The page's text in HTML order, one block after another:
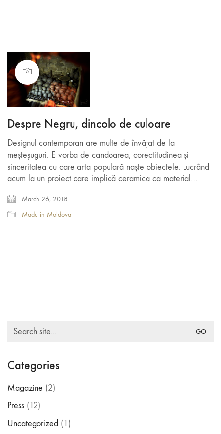
Despre Negru, dincolo de culoare
Designul contemporan are multe de învățat de la
meșteșuguri. E vorba de candoarea, corectitudinea și
sinceritatea cu care arta populară naște obiectele. Lucrând
acum la un proiect care implică ceramica ca material…
March 26, 2018
Made in Moldova
Search
Categories
Magazine (2)
Press (12)
Uncategorized (1)